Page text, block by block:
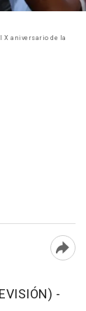
X aniversario de la
-